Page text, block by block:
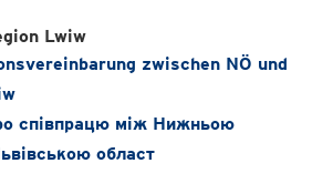
Lwiw
zwischen NÖ und
співпрацю між Нижньою
област